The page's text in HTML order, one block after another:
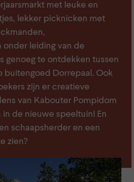
met leuke en
lekker picknicken met
onder leiding van de
genoeg te ontdekken tussen
buitengoed Dorrepaal. Ook
zijn er creatieve
van Kabouter Pompidom
de nieuwe speeltuin! En
schaapsherder en een
zien?